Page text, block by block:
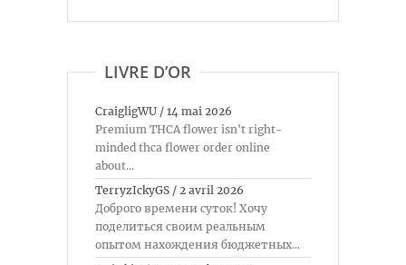
LIVRE D’OR
CraigligWU / 14 mai 2026
Premium THCA flower isn't right-
minded thca flower order online
about...
TerryzIckyGS / 2 avril 2026
Доброго времени суток! Хочу
поделиться своим реальным
опытом нахождения бюджетных...